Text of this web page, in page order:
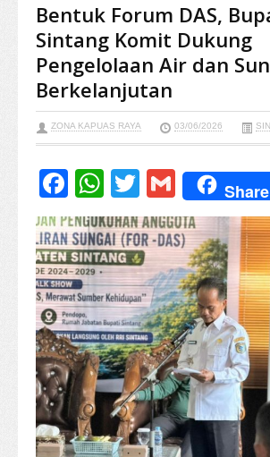
Bentuk Forum DAS,
Sintang Komit Dukung
Pengelolaan Air dan
Berkelanjutan
ZONA KAPUAS RAYA 03/06/2026
Facebook
WhatsApp
TwitterGmail
Share